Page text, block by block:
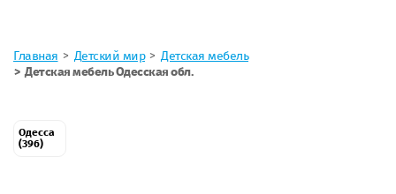
Главная Детский мир
Детская мебель
Детская мебель Одесская обл.
Одесса
(396)